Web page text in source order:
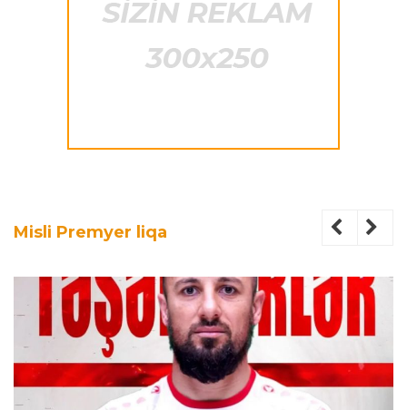
Misli Premyer liqa